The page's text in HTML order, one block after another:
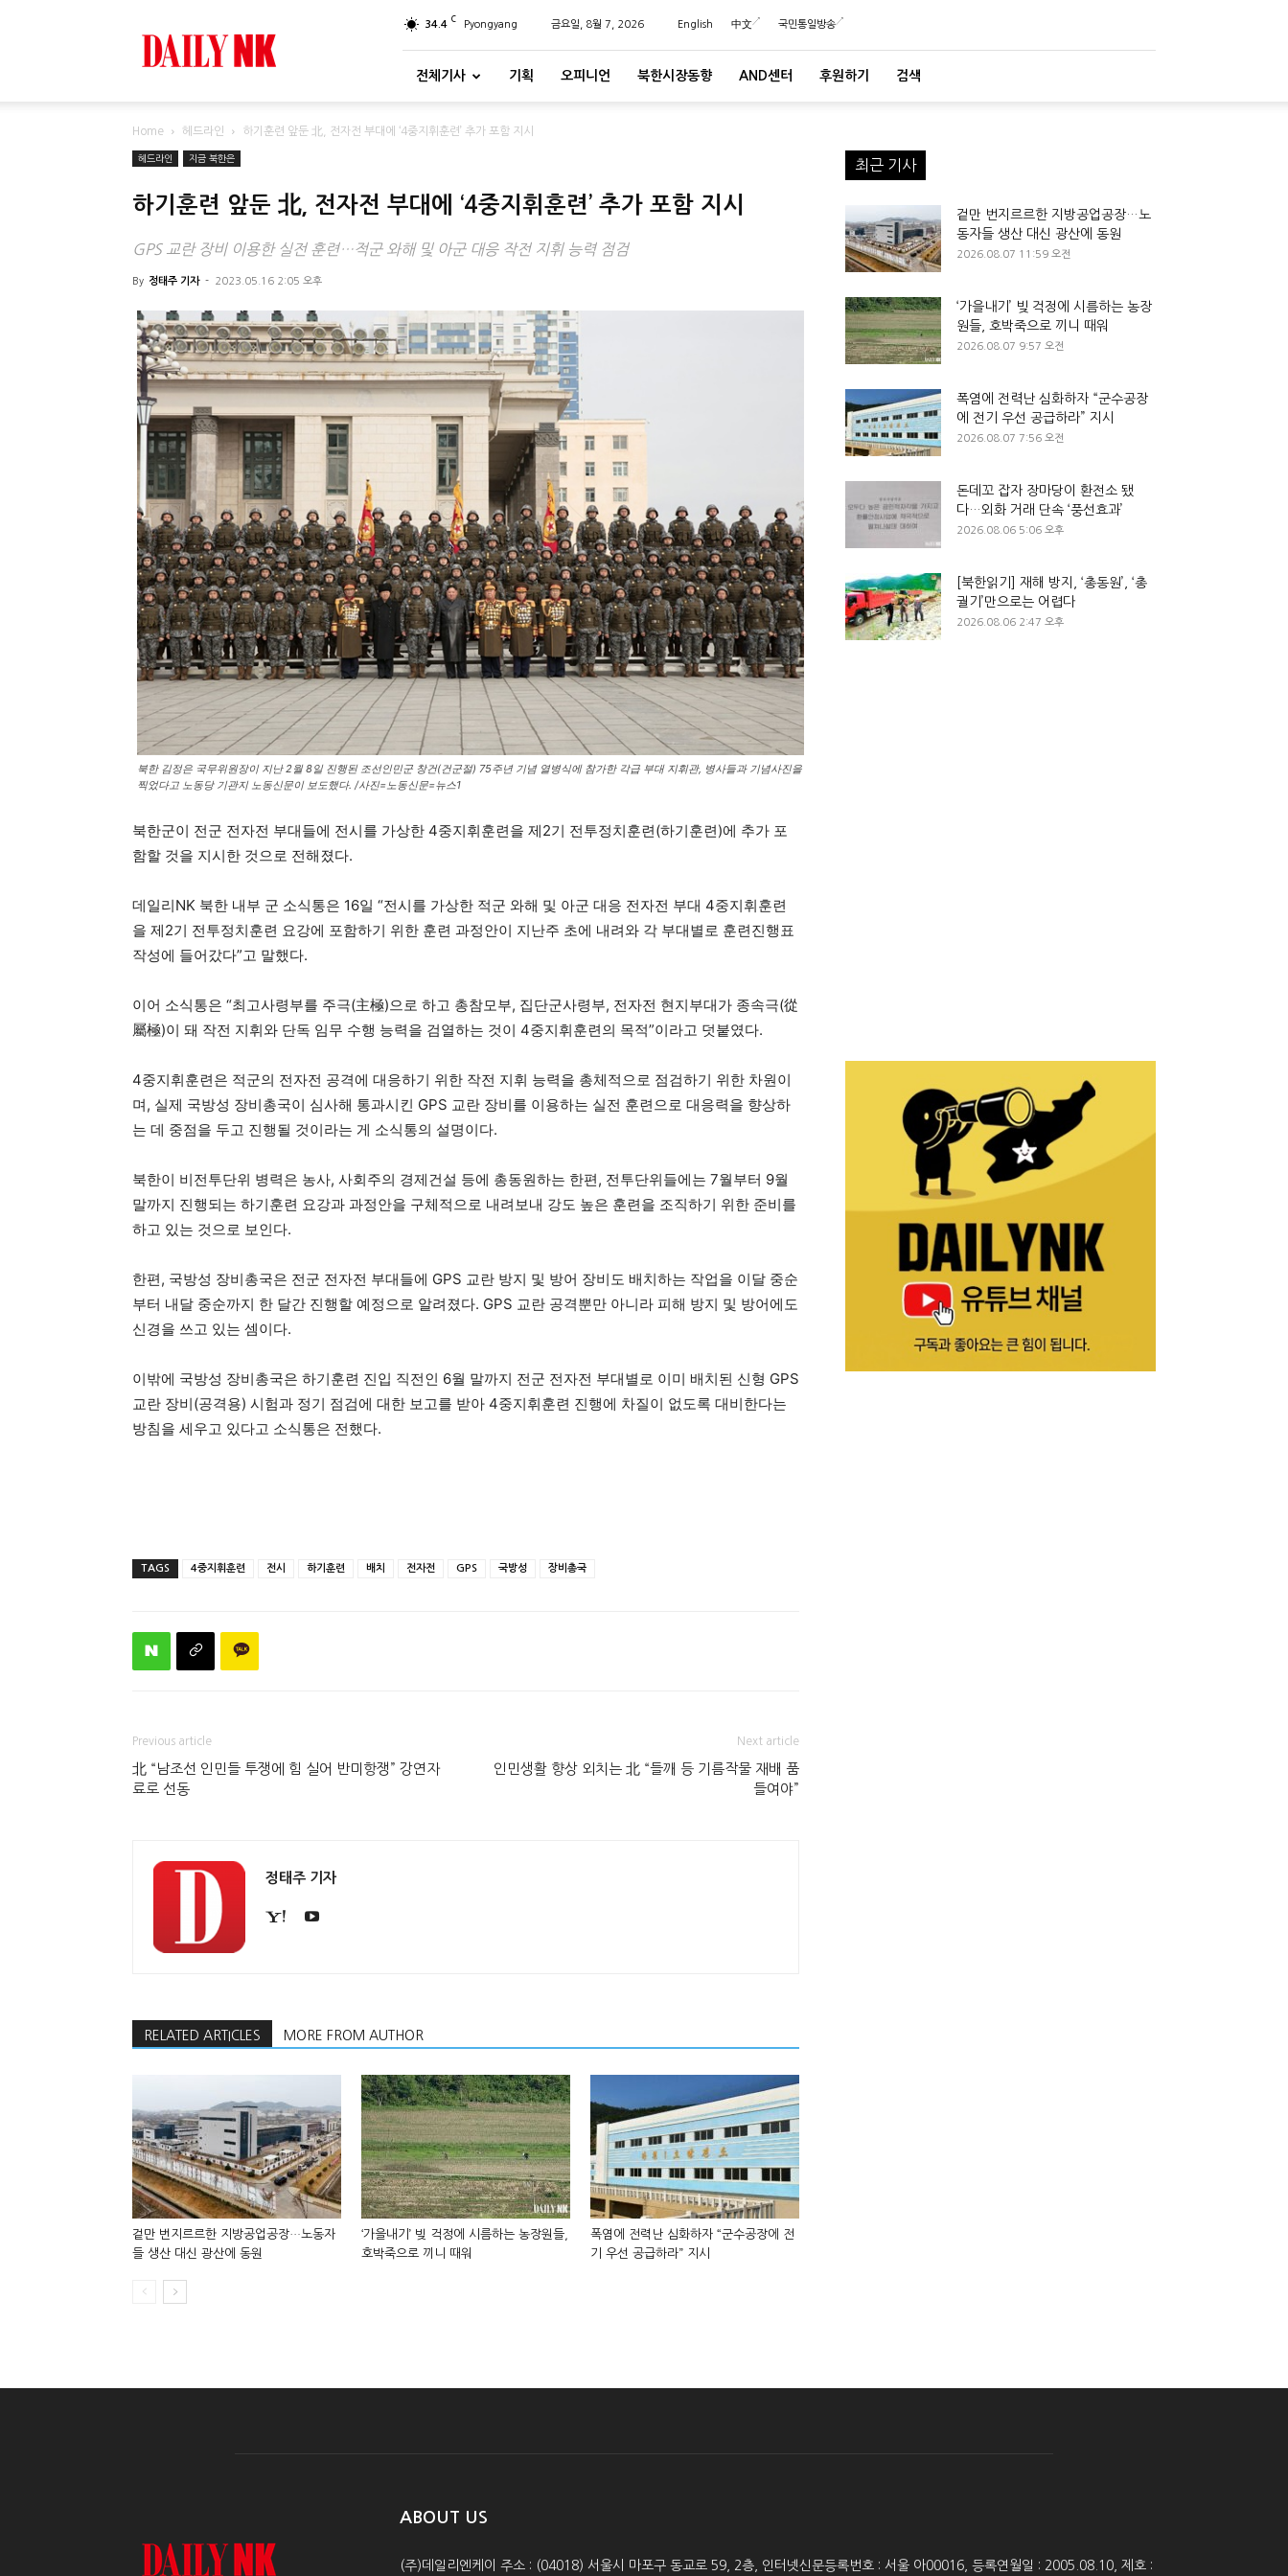
34.4 C Pyongyang 금요일, 8월 7, 2026 English 中文 국민통일방송
전체기사 기획 오피니언 북한시장동향 AND센터 후원하기 검색
Home 헤드라인 하기훈련 앞둔 北, 전자전 부대에 ‘4중지휘훈련’ 추가 포함 지시
헤드라인 지금 북한은
하기훈련 앞둔 北, 전자전 부대에 ‘4중지휘훈련’ 추가 포함 지시
GPS 교란 장비 이용한 실전 훈련…적군 와해 및 아군 대응 작전 지휘 능력 점검
By 정태주 기자 - 2023.05.16 2:05 오후
북한 김정은 국무위원장이 지난 2월 8일 진행된 조선인민군 창건(건군절) 75주년 기념 열병식에 참가한 각급 부대 지휘관, 병사들과 기념사진을
찍었다고 노동당 기관지 노동신문이 보도했다. /사진=노동신문=뉴스1
북한군이 전군 전자전 부대들에 전시를 가상한 4중지휘훈련을 제2기 전투정치훈련(하기훈련)에 추가 포
함할 것을 지시한 것으로 전해졌다.
데일리NK 북한 내부 군 소식통은 16일 “전시를 가상한 적군 와해 및 아군 대응 전자전 부대 4중지휘훈련
을 제2기 전투정치훈련 요강에 포함하기 위한 훈련 과정안이 지난주 초에 내려와 각 부대별로 훈련진행표
작성에 들어갔다”고 말했다.
이어 소식통은 “최고사령부를 주극(主極)으로 하고 총참모부, 집단군사령부, 전자전 현지부대가 종속극(從
屬極)이 돼 작전 지휘와 단독 임무 수행 능력을 검열하는 것이 4중지휘훈련의 목적”이라고 덧붙였다.
4중지휘훈련은 적군의 전자전 공격에 대응하기 위한 작전 지휘 능력을 총체적으로 점검하기 위한 차원이
며, 실제 국방성 장비총국이 심사해 통과시킨 GPS 교란 장비를 이용하는 실전 훈련으로 대응력을 향상하
는 데 중점을 두고 진행될 것이라는 게 소식통의 설명이다.
북한이 비전투단위 병력은 농사, 사회주의 경제건설 등에 총동원하는 한편, 전투단위들에는 7월부터 9월
말까지 진행되는 하기훈련 요강과 과정안을 구체적으로 내려보내 강도 높은 훈련을 조직하기 위한 준비를
하고 있는 것으로 보인다.
한편, 국방성 장비총국은 전군 전자전 부대들에 GPS 교란 방지 및 방어 장비도 배치하는 작업을 이달 중순
부터 내달 중순까지 한 달간 진행할 예정으로 알려졌다. GPS 교란 공격뿐만 아니라 피해 방지 및 방어에도
신경을 쓰고 있는 셈이다.
이밖에 국방성 장비총국은 하기훈련 진입 직전인 6월 말까지 전군 전자전 부대별로 이미 배치된 신형 GPS
교란 장비(공격용) 시험과 정기 점검에 대한 보고를 받아 4중지휘훈련 진행에 차질이 없도록 대비한다는
방침을 세우고 있다고 소식통은 전했다.
TAGS 4중지휘훈련 전시 하기훈련 배치 전자전 GPS 국방성 장비총국
Previous article
北 “남조선 인민들 투쟁에 힘 실어 반미항쟁” 강연자
료로 선동
Next article
인민생활 향상 외치는 北 “들깨 등 기름작물 재배 품
들여야”
정태주 기자
RELATED ARTICLES MORE FROM AUTHOR
겉만 번지르르한 지방공업공장…노동자
들 생산 대신 광산에 동원
‘가을내기’ 빚 걱정에 시름하는 농장원들,
호박죽으로 끼니 때워
폭염에 전력난 심화하자 “군수공장에 전
기 우선 공급하라” 지시
최근 기사
겉만 번지르르한 지방공업공장…노
동자들 생산 대신 광산에 동원
2026.08.07 11:59 오전
‘가을내기’ 빚 걱정에 시름하는 농장
원들, 호박죽으로 끼니 때워
2026.08.07 9:57 오전
폭염에 전력난 심화하자 “군수공장
에 전기 우선 공급하라” 지시
2026.08.07 7:56 오전
돈데꼬 잡자 장마당이 환전소 됐
다…외화 거래 단속 ‘풍선효과’
2026.08.06 5:06 오후
[북한읽기] 재해 방지, ‘총동원’, ‘총
궐기’만으로는 어렵다
2026.08.06 2:47 오후
ABOUT US
(주)데일리엔케이 주소 : (04018) 서울시 마포구 동교로 59, 2층, 인터넷신문등록번호 : 서울 아00016, 등록연월일 : 2005.08.10, 제호 :